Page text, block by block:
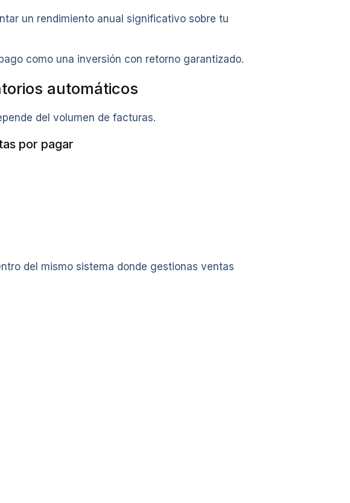
un rendimiento anual significativo sobre tu
como una inversión con retorno garantizado.
automáticos
del volumen de facturas.
por pagar
del mismo sistema donde gestionas ventas